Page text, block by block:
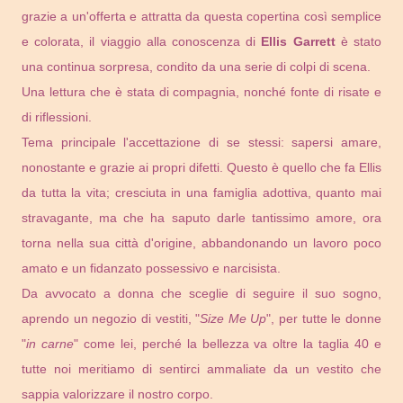
grazie a un'offerta e attratta da questa copertina così semplice
e colorata, il viaggio alla conoscenza di Ellis Garrettè stato
una continua sorpresa, condito da una serie di colpi di scena.
Una lettura che è stata di compagnia, nonché fonte di risate e
di riflessioni.
Tema principale l'accettazione di se stessi: sapersi amare,
nonostante e grazie ai propri difetti. Questo è quello che fa Ellis
da tutta la vita; cresciuta in una famiglia adottiva, quanto mai
stravagante, ma che ha saputo darle tantissimo amore, ora
torna nella sua città d'origine, abbandonando un lavoro poco
amato e un fidanzato possessivo e narcisista.
Da avvocato a donna che sceglie di seguire il suo sogno,
aprendo un negozio di vestiti, "Size Me Up", per tutte le donne
"in carne" come lei, perché la bellezza va oltre la taglia 40 e
tutte noi meritiamo di sentirci ammaliate da un vestito che
sappia valorizzare il nostro corpo.